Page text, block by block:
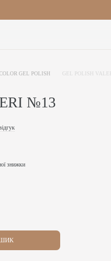
GEL POLISH GEL POLISH
№13
знижки